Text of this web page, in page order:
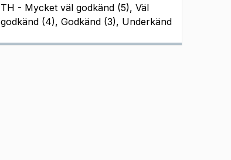
TH - Mycket väl godkänd (5), Väl
godkänd (4), Godkänd (3), Underkänd